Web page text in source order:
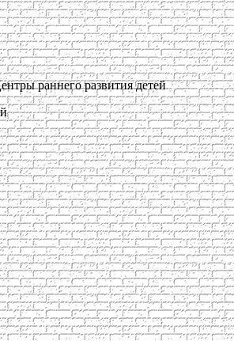
раннего развития детей